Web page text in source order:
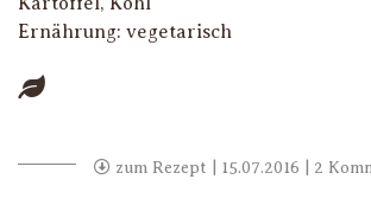
Ernährung: vegetarisch
zum Rezept | 15.07.2016 | 2